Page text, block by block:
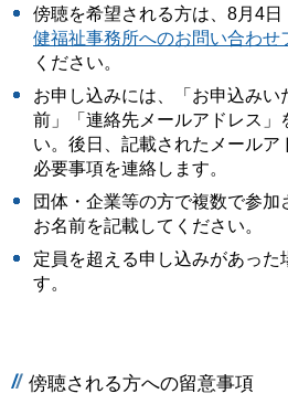
傍聴を希望される方は、8月4日
健福祉事務所へのお問い合わせ
ください。
お申し込みには、「お申込みい
前」「連絡先メールアドレス」
い。後日、記載されたメール
必要事項を連絡します。
団体・企業等の方で複数で参
お名前を記載してください。
定員を超える申し込みがあった
す。
傍聴される方への留意事項